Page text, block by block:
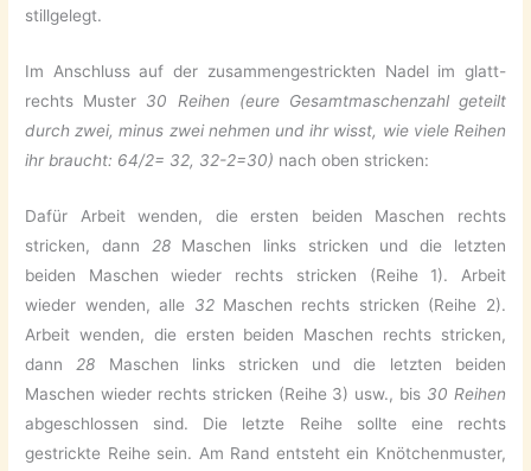
stillgelegt.
Im Anschluss auf der zusammengestrickten Nadel im glatt-
rechts Muster 30 Reihen (eure Gesamtmaschenzahl geteilt
durch zwei, minus zwei nehmen und ihr wisst, wie viele Reihen
ihr braucht: 64/2= 32, 32-2=30) nach oben stricken:
Dafür Arbeit wenden, die ersten beiden Maschen rechts
stricken, dann 28Maschen links stricken und die letzten
beiden Maschen wieder rechts stricken (Reihe 1). Arbeit
wieder wenden, alle 32Maschen rechts stricken (Reihe 2).
Arbeit wenden, die ersten beiden Maschen rechts stricken,
dann 28 Maschen links stricken und die letzten beiden
Maschen wieder rechts stricken (Reihe 3) usw., bis 30 Reihen
abgeschlossen sind. Die letzte Reihe sollte eine rechts
gestrickte Reihe sein. Am Rand entsteht ein Knötchenmuster,